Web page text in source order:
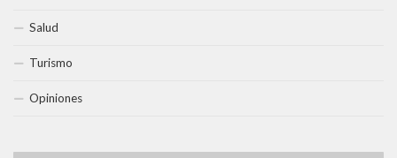
Salud
Turismo
Opiniones